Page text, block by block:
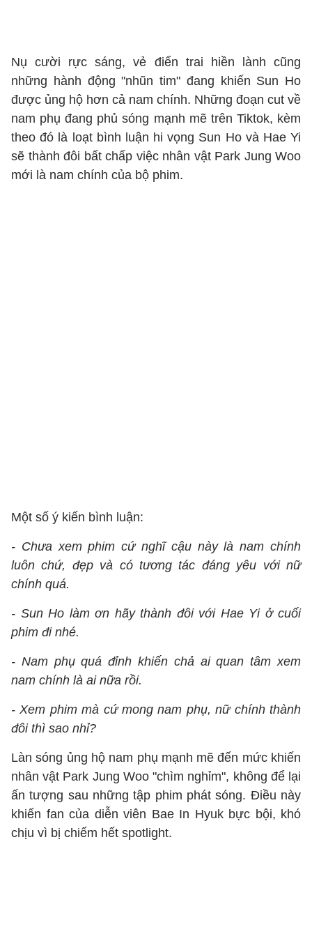
Nụ cười rực sáng, vẻ điển trai hiền lành cũng
những hành động "nhũn tim" đang khiến Sun Ho
được ủng hộ hơn cả nam chính. Những đoạn cut về
nam phụ đang phủ sóng mạnh mẽ trên Tiktok, kèm
theo đó là loạt bình luận hi vọng Sun Ho và Hae Yi
sẽ thành đôi bất chấp việc nhân vật Park Jung Woo
mới là nam chính của bộ phim.
Một số ý kiến bình luận:
- Chưa xem phim cứ nghĩ cậu này là nam chính
luôn chứ, đẹp và có tương tác đáng yêu với nữ
chính quá.
- Sun Ho làm ơn hãy thành đôi với Hae Yi ở cuối
phim đi nhé.
- Nam phụ quá đỉnh khiến chả ai quan tâm xem
nam chính là ai nữa rồi.
- Xem phim mà cứ mong nam phụ, nữ chính thành
đôi thì sao nhỉ?
Làn sóng ủng hộ nam phụ mạnh mẽ đến mức khiến
nhân vật Park Jung Woo "chìm nghỉm", không để lại
ấn tượng sau những tập phim phát sóng. Điều này
khiến fan của diễn viên Bae In Hyuk bực bội, khó
chịu vì bị chiếm hết spotlight.